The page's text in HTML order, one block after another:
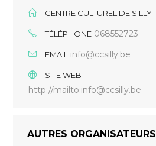
CENTRE CULTUREL DE SILLY
TÉLÉPHONE 068552723
EMAIL info@ccsilly.be
SITE WEB
http://mailto:info@ccsilly.be
AUTRES ORGANISATEURS